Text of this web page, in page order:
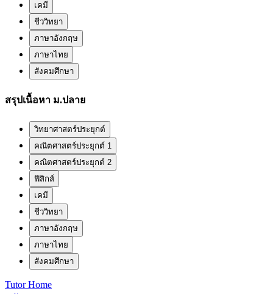
เคมี
ชีววิทยา
ภาษาอังกฤษ
ภาษาไทย
สังคมศึกษา
สรุปเนื้อหา ม.ปลาย
วิทยาศาสตร์ประยุกต์
คณิตศาสตร์ประยุกต์ 1
คณิตศาสตร์ประยุกต์ 2
ฟิสิกส์
เคมี
ชีววิทยา
ภาษาอังกฤษ
ภาษาไทย
สังคมศึกษา
Tutor Home